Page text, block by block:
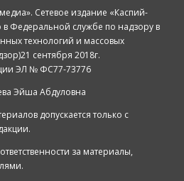
Сетевое издание «Каспий-
в Федеральной службе по надзору в
технологий и массовых
сентября 2018г.
ЭЛ № ФС77-73776
Эйша Абдуловна
допускается только с
за материалы,